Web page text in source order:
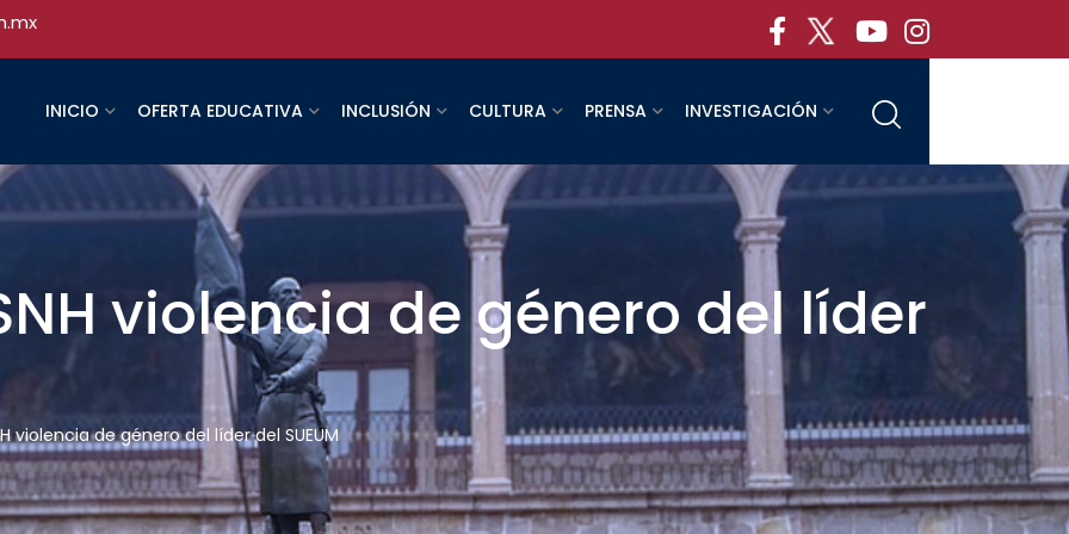
INICIO OFERTA EDUCATIVA INCLUSIÓN CULTURA PRENSA INVESTIGACIÓN
violencia de género del líder
violencia de género del líder del SUEUM